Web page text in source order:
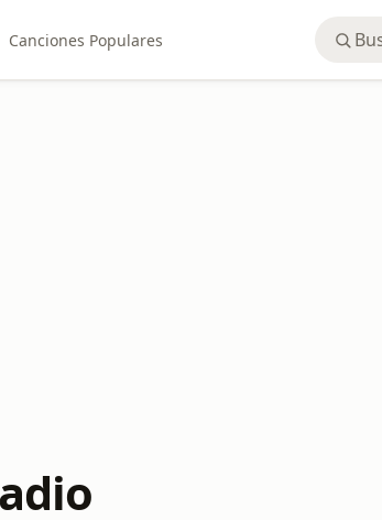
Canciones Populares